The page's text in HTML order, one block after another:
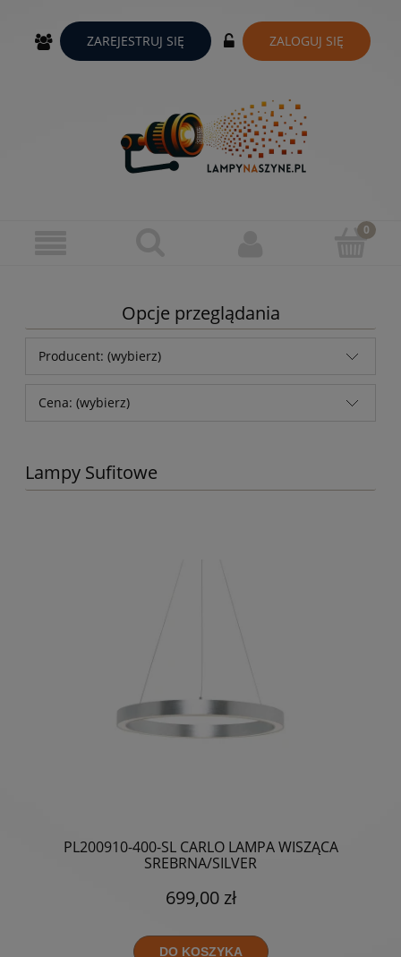
ZAREJESTRUJ SIĘ ZALOGUJ SIĘ
Opcje przeglądania
Producent: (wybierz)
Cena: (wybierz)
Lampy Sufitowe
PL200910-400-SL CARLO LAMPA WISZĄCA
SREBRNA/SILVER
699,00 zł
DO KOSZYKA